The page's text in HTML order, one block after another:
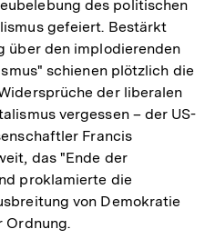
des politischen
gefeiert. Bestärkt
über den implodierenden
schienen plötzlich die
der liberalen
vergessen – der US-
Francis
das "Ende der
proklamierte die
von Demokratie